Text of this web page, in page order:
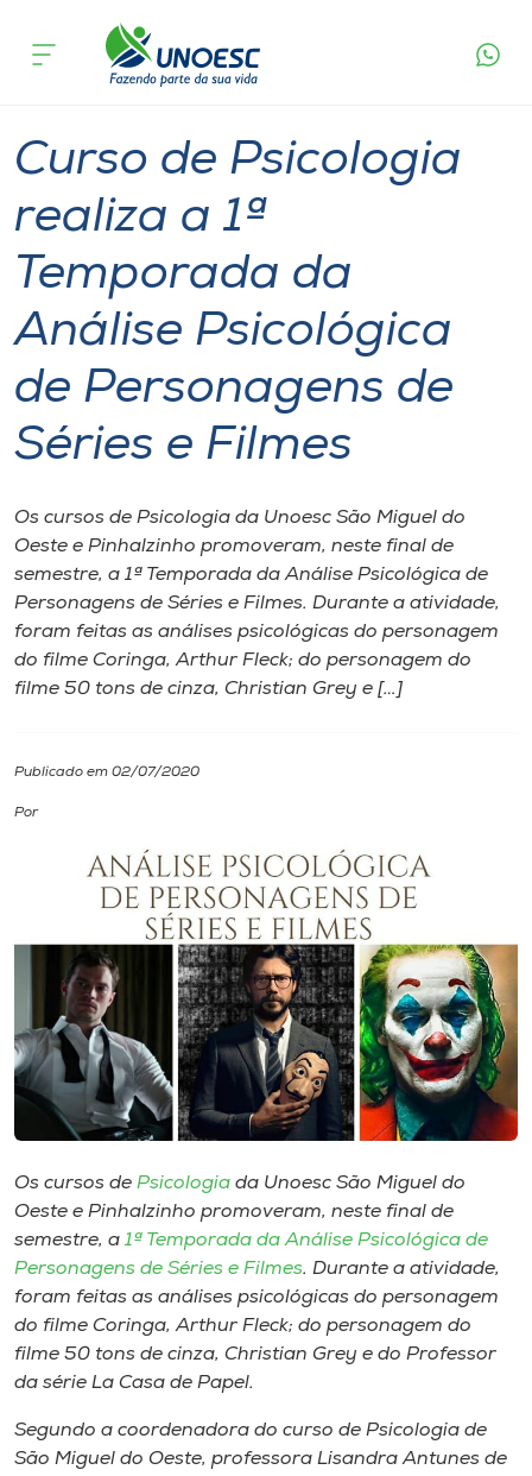
Cursos
Atendimento ao Estudante
Portal de Ensino
Unoesc
Internacionalização
I.nova
Diplomados
Biblioteca
Rádio
Museu
Unoesc
Store
Selecione
A-
acontece
Filmes
Curso de Psicologia
realiza a 1ª
Temporada da
Análise Psicológica
de Personagens de
Séries e Filmes
Os cursos de Psicologia da Unoesc São Miguel do
Oeste e Pinhalzinho promoveram, neste final de
semestre, a 1ª Temporada da Análise Psicológica de
Personagens de Séries e Filmes. Durante a atividade,
foram feitas as análises psicológicas do personagem
do filme Coringa, Arthur Fleck; do personagem do
filme 50 tons de cinza, Christian Grey e […]
Publicado em 02/07/2020
Por
Os cursos de Psicologia da Unoesc São Miguel do
Oeste e Pinhalzinho promoveram, neste final de
semestre, a 1ª Temporada da Análise Psicológica de
Personagens de Séries e Filmes. Durante a atividade,
foram feitas as análises psicológicas do personagem
do filme Coringa, Arthur Fleck; do personagem do
filme 50 tons de cinza, Christian Grey e do Professor
da série La Casa de Papel.
Segundo a coordenadora do curso de Psicologia de
São Miguel do Oeste, professora Lisandra Antunes de